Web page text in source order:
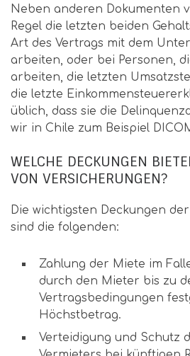
Neben anderen Dokumenten
Regel die letzten beiden
Art des Vertrags mit dem
arbeiten, oder bei Personen,
arbeiten, die letzten
die letzte
üblich, dass sie die
wir in Chile zum Beispiel
WELCHE DECKUNGEN
VON VERSICHERUNGEN?
Die wichtigsten Deckungen
sind die folgenden:
Zahlung der Miete im
durch den Mieter bis zu
Vertragsbedingungen
Höchstbetrag.
Verteidigung und Schutz